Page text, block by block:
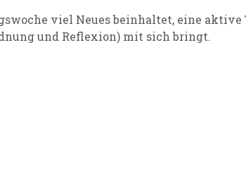
viel Neues beinhaltet, eine aktive
und Reflexion) mit sich bringt.